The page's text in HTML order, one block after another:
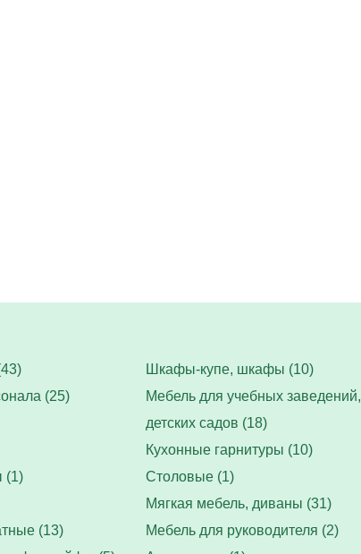
Шкафы-купе, шкафы (10)
(25)
Мебель для учебных заведений,
детских садов (18)
Кухонные гарнитуры (10)
(1)
Столовые (1)
Мягкая мебель, диваны (31)
(13)
Мебель для руководителя (2)